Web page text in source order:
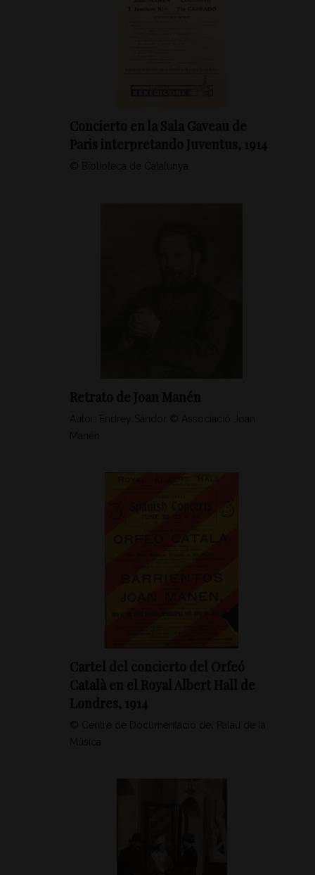
Concierto en la Sala Gaveau de
Paris interpretando Juventus, 1914
© Biblioteca de Catalunya
Retrato de Joan Manén
Autor: Endrey Sándor © Associació Joan
Manén
Cartel del concierto del Orfeó
Català en el Royal Albert Hall de
Londres, 1914
© Centre de Documentació del Palau de la
Música